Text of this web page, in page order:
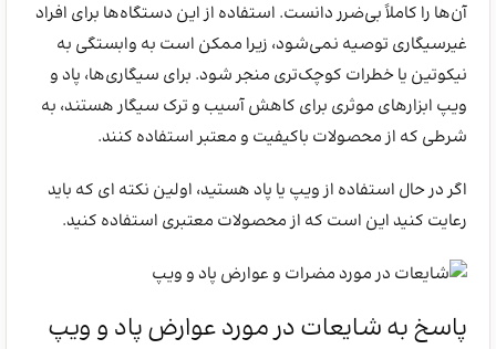
آن‌ها را کاملاً بی‌ضرر دانست. استفاده از این دستگاه‌ها برای افراد
غیرسیگاری توصیه نمی‌شود، زیرا ممکن است به وابستگی به
نیکوتین یا خطرات کوچک‌تری منجر شود. برای سیگاری‌ها، پاد و
ویپ ابزارهای موثری برای کاهش آسیب و ترک سیگار هستند، به
شرطی که از محصولات باکیفیت و معتبر استفاده کنند.
اگر در حال استفاده از ویپ یا پاد هستید، اولین نکته ای که باید
رعایت کنید این است که از محصولات معتبری استفاده کنید.
پاسخ به شایعات در مورد عوارض پاد و ویپ